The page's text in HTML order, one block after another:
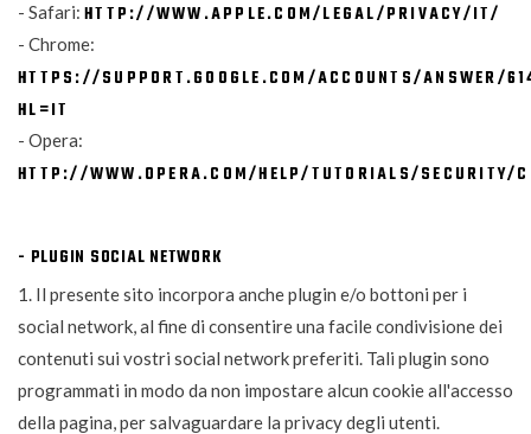
- Safari: HTTP://WWW.APPLE.COM/LEGAL/PRIVACY/IT/
- Chrome:
HTTPS://SUPPORT.GOOGLE.COM/ACCOUNTS/ANSWER/
HL=IT
- Opera:
HTTP://WWW.OPERA.COM/HELP/TUTORIALS/SECURITY/
- PLUGIN SOCIAL NETWORK
1. Il presente sito incorpora anche plugin e/o bottoni per i
social network, al fine di consentire una facile condivisione dei
contenuti sui vostri social network preferiti. Tali plugin sono
programmati in modo da non impostare alcun cookie all'accesso
della pagina, per salvaguardare la privacy degli utenti.